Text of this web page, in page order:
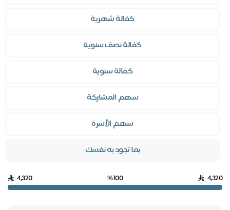
كفالة شهرية
كفالة نصف سنوية
كفالة سنوية
سهم المشاركة
سهم الأسرة
بما تجود به نفسك
%100
4,320